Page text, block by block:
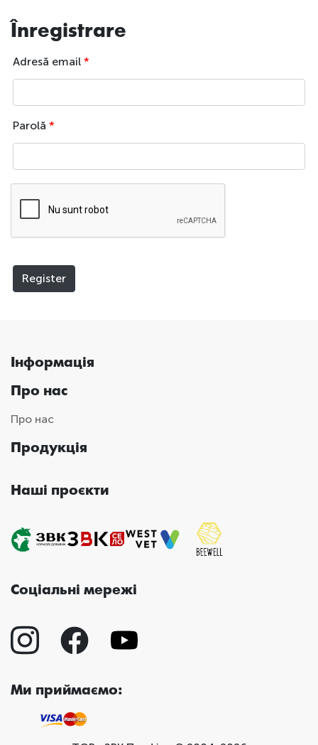
Înregistrare
Adresă email *
Parolă *
Register
Інформація
Про нас
Про нас
Продукція
Наші проєкти
Соціальні мережі
Ми приймаємо: